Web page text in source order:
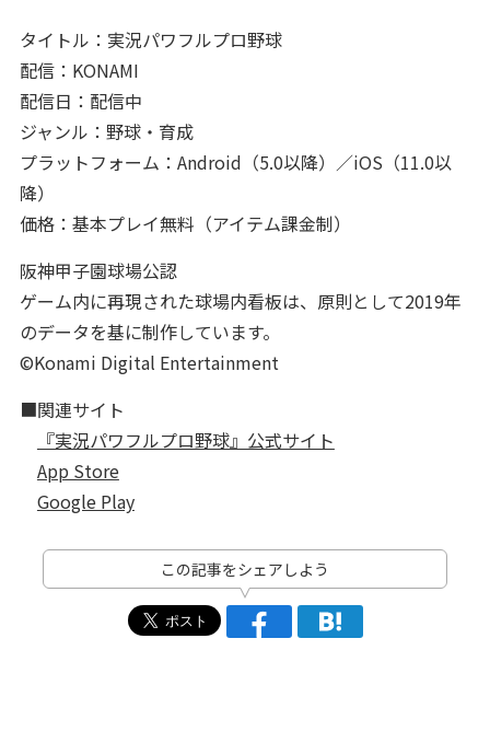
タイトル：実況パワフルプロ野球
配信：KONAMI
配信日：配信中
ジャンル：野球・育成
プラットフォーム：Android（5.0以降）／iOS（11.0以
降）
価格：基本プレイ無料（アイテム課金制）
阪神甲子園球場公認
ゲーム内に再現された球場内看板は、原則として2019年
のデータを基に制作しています。
©Konami Digital Entertainment
■関連サイト
『実況パワフルプロ野球』公式サイト
App Store
Google Play
この記事をシェアしよう